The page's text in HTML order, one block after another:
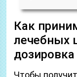
Как
лечебных
дозировка
Чтобы